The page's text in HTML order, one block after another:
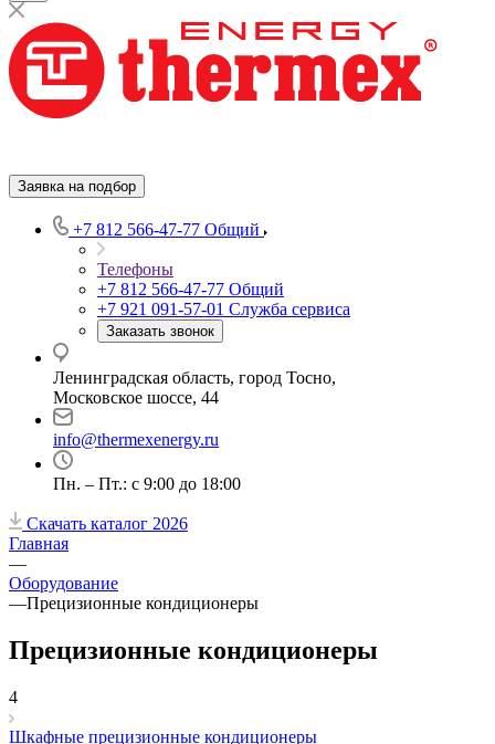
Заявка на подбор
+7 812 566-47-77 Общий
Телефоны
+7 812 566-47-77 Общий
+7 921 091-57-01 Служба сервиса
Заказать звонок
Ленинградская область, город Тосно,
Московское шоссе, 44
info@thermexenergy.ru
Пн. – Пт.: с 9:00 до 18:00
Скачать каталог 2026
Главная
—
Оборудование
—Прецизионные кондиционеры
Прецизионные кондиционеры
4
Шкафные прецизионные кондиционеры